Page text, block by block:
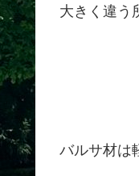
大きく違う
バルサ材は